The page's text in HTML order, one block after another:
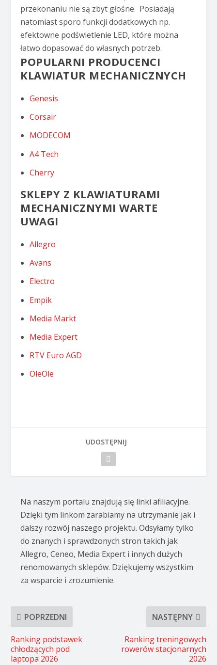
przekonaniu nie są zbyt głośne. Posiadają
natomiast sporo funkcji dodatkowych np.
efektowne podświetlenie LED, które można
łatwo dopasować do własnych potrzeb.
POPULARNI PRODUCENCI
KLAWIATUR MECHANICZNYCH
Genesis
Corsair
MODECOM
A4 Tech
Cherry
SKLEPY Z KLAWIATURAMI
MECHANICZNYMI WARTE
UWAGI
Allegro
Avans
Electro
Empik
Media Markt
Media Expert
RTV Euro AGD
OleOle
UDOSTĘPNIJ
Na naszym portalu znajdują się linki afiliacyjne.
Dzięki tym linkom zarabiamy na utrzymanie jak i
dalszy rozwój naszego projektu. Odsyłamy tylko
do znanych i sprawdzonych stron takich jak
Allegro, Ceneo, Media Expert i innych dużych
renomowanych sklepów. Dziękujemy wszystkim
za wsparcie i zrozumienie.
POPRZEDNI
Ranking podstawek
chłodzących pod
laptopa 2026
NASTĘPNY
Ranking treningowych
rowerów stacjonarnych
2026